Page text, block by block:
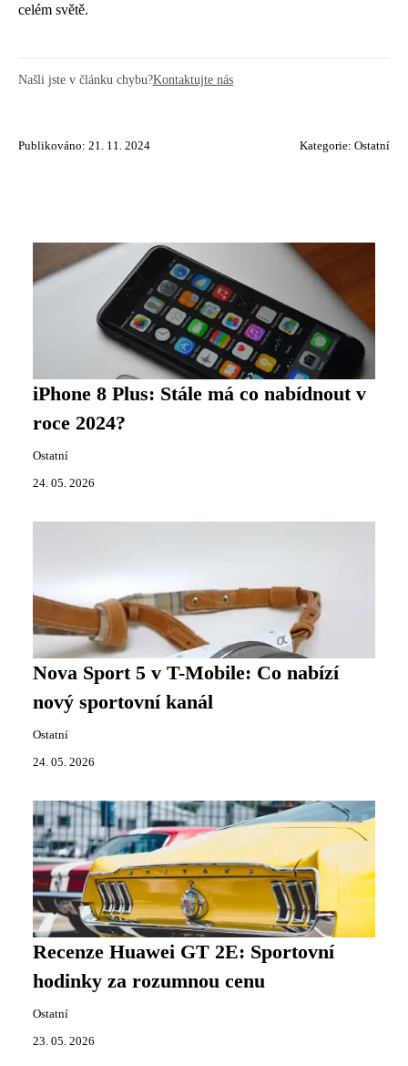
celém světě.
Našli jste v článku chybu?Kontaktujte nás
Publikováno: 21. 11. 2024 Kategorie: Ostatní
iPhone 8 Plus: Stále má co nabídnout v
roce 2024?
Ostatní
24. 05. 2026
Nova Sport 5 v T-Mobile: Co nabízí
nový sportovní kanál
Ostatní
24. 05. 2026
Recenze Huawei GT 2E: Sportovní
hodinky za rozumnou cenu
Ostatní
23. 05. 2026